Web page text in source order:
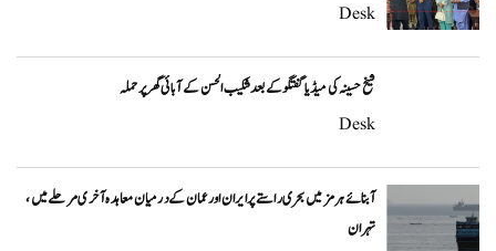
Desk
شیخ حسینہ کی میڈیا گفتگو کے بعد شکیب الحسن کے آبائی گھر پر حملہ
Desk
آبنائے ہرمز میں بحری راستے پر ایران اور عمان کے درمیان معاہدہ آخری مرحلے میں،
تہران